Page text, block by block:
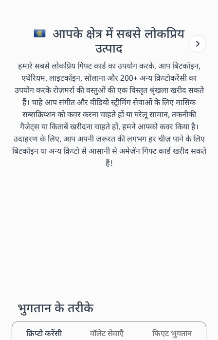
आपके क्षेत्र में सबसे लोकप्रिय
उत्पाद
हमारे सबसे लोकप्रिय गिफ्ट कार्ड का उपयोग करके, आप बिटकॉइन,
एथेरियम, लाइटकॉइन, सोलाना और 200+ अन्य क्रिप्टोकरेंसी का
उपयोग करके रोज़मर्रा की वस्तुओं की एक विस्तृत श्रृंखला खरीद सकते
हैं। चाहे आप संगीत और वीडियो स्ट्रीमिंग सेवाओं के लिए मासिक
सब्सक्रिप्शन को कवर करना चाहते हों या घरेलू सामान, तकनीकी
गैजेट्स या किताबें खरीदना चाहते हों, हमने आपको कवर किया है।
उदाहरण के लिए, आप अपनी ज़रूरत की लगभग हर चीज़ पाने के लिए
बिटकॉइन या अन्य क्रिप्टो से आसानी से अमेज़ॅन गिफ्ट कार्ड खरीद सकते
हैं!
भुगतान के तरीके
क्रिप्टो करेंसी वॉलेट सेवाएँ फिएट भुगतान